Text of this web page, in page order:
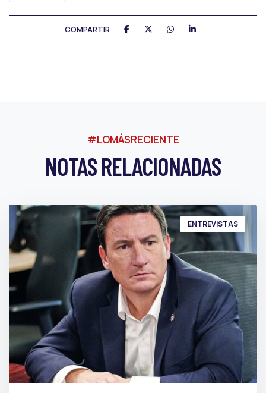
COMPARTIR
#LOMÁSRECIENTE
NOTAS RELACIONADAS
ENTREVISTAS